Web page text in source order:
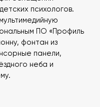
психологов.
ПО «Профиль
фонтан из
панели,
неба и